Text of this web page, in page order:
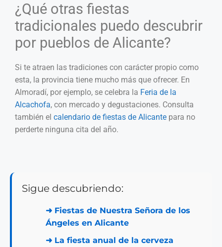
¿Qué otras fiestas
tradicionales puedo descubrir
por pueblos de Alicante?
Si te atraen las tradiciones con carácter propio como
esta, la provincia tiene mucho más que ofrecer. En
Almoradí, por ejemplo, se celebra la Feria de la
Alcachofa, con mercado y degustaciones. Consulta
también el calendario de fiestas de Alicante para no
perderte ninguna cita del año.
Sigue descubriendo:
➜ Fiestas de Nuestra Señora de los
Ángeles en Alicante
➜ La fiesta anual de la cerveza